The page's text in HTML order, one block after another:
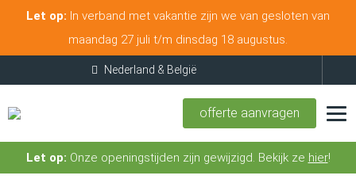
Let op: In verband met vakantie zijn we van gesloten van
maandag 27 juli t/m dinsdag 18 augustus.
offerte aanvragen
Let op: Onze openingstijden zijn gewijzigd. Bekijk ze hier!